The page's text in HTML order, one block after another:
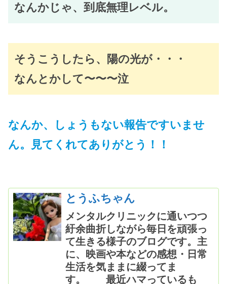
なんかじゃ、到底無理レベル。
そうこうしたら、陽の光が・・・
なんとかして〜〜〜泣
なんか、しょうもない報告ですいませ
ん。見てくれてありがとう！！
とうふちゃん
メンタルクリニックに通いつつ
紆余曲折しながら毎日を頑張っ
て生きる様子のブログです。主
に、映画や本などの感想・日常
生活を気ままに綴ってま
す。 最近ハマっているも